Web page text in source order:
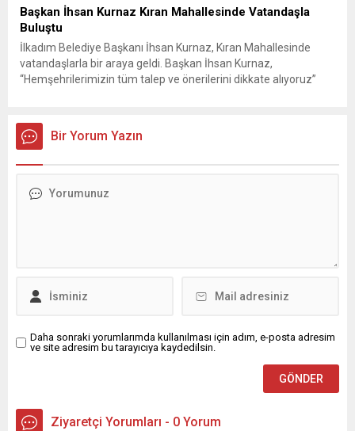
Başkan İhsan Kurnaz Kıran Mahallesinde Vatandaşla
Buluştu
İlkadım Belediye Başkanı İhsan Kurnaz, Kıran Mahallesinde
vatandaşlarla bir araya geldi. Başkan İhsan Kurnaz,
“Hemşehrilerimizin tüm talep ve önerilerini dikkate alıyoruz”
sohbet eden, onların talep ve önerileri dinleyen Başkan İhsan
Kurnaz, gelen taleplerin çözümü için...
Bir Yorum Yazın
Daha sonraki yorumlarımda kullanılması için adım, e-posta adresim
ve site adresim bu tarayıcıya kaydedilsin.
Ziyaretçi Yorumları - 0 Yorum